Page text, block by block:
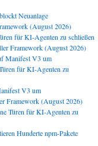
Neuanlage
(August 2026)
für KI-Agenten zu schließen
Framework (August 2026)
Manifest V3 um
für KI-Agenten zu
V3 um
Framework (August 2026)
Türen für KI-Agenten zu
Hunderte npm-Pakete